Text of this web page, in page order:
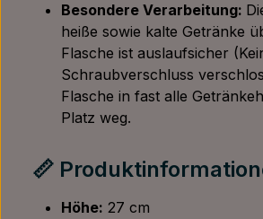
Besondere Verarbeitung:
heiße sowie kalte Getränke
Flasche ist auslaufsicher
Schraubverschluss
Flasche in fast alle
Platz weg.
📏
Höhe: 27 cm